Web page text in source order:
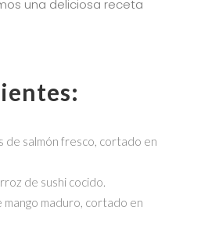
una deliciosa receta
de salmón fresco, cortado en
de sushi cocido.
mango maduro, cortado en